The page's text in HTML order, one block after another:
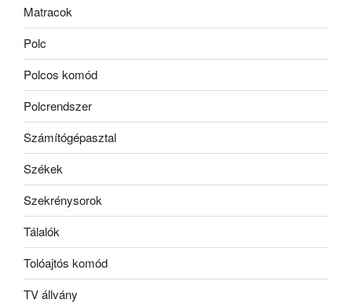
Matracok
Polc
Polcos komód
Polcrendszer
Számítógépasztal
Székek
Szekrénysorok
Tálalók
Tolóajtós komód
TV állvány